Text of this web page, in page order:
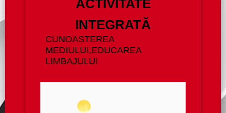
ACTIVITATE
INTEGRATĂ
CUNOAȘTEREA
MEDIULUI,EDUCAREA
LIMBAJULUI